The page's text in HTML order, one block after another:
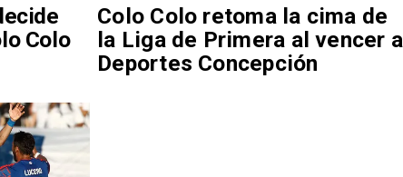
Colo
Colo Colo retoma la cima de
la Liga de Primera al vencer a
Deportes Concepción